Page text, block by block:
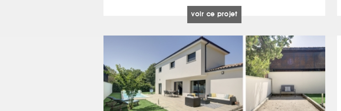
voir ce projet